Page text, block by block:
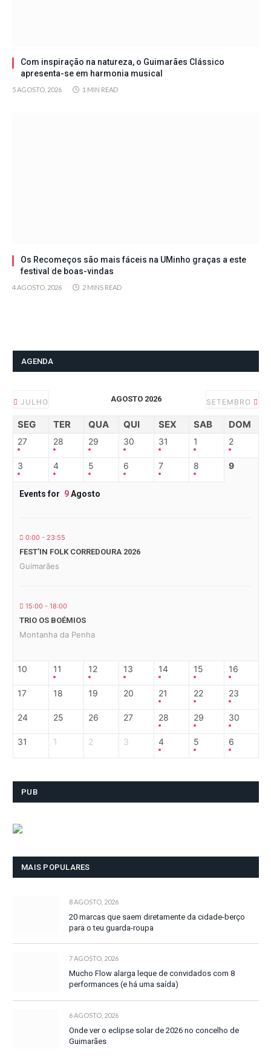
Com inspiração na natureza, o Guimarães Clássico
apresenta-se em harmonia musical
5 AGOSTO, 2026 1 MIN READ
Os Recomeços são mais fáceis na UMinho graças a este
festival de boas-vindas
4 AGOSTO, 2026 2 MINS READ
AGENDA
JULHO AGOSTO 2026 SETEMBRO
SEG TER QUA QUI SEX SAB DOM
27 28 29 30 31 1 2
3 4 5 6 7 8 9
Events for 9Agosto
0:00 - 23:55
FEST’IN FOLK CORREDOURA 2026
Guimarães
15:00 - 18:00
TRIO OS BOÉMIOS
Montanha da Penha
10 11 12 13 14 15 16
17 18 19 20 21 22 23
24 25 26 27 28 29 30
31 1 2 3 4 5 6
PUB
MAIS POPULARES
8 AGOSTO, 2026
20 marcas que saem diretamente da cidade-berço
para o teu guarda-roupa
7 AGOSTO, 2026
Mucho Flow alarga leque de convidados com 8
performances (e há uma saída)
6 AGOSTO, 2026
Onde ver o eclipse solar de 2026 no concelho de
Guimarães